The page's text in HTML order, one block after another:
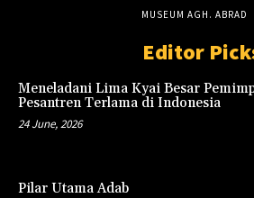
MUSEUM AGH. ABRAD
Editor
Meneladani Lima Kyai Besar
Pesantren Terlama di Indonesia
24 June, 2026
Pilar Utama Adab